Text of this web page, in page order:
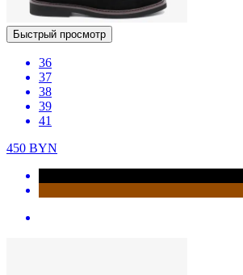
Быстрый просмотр
36
37
38
39
41
450 BYN